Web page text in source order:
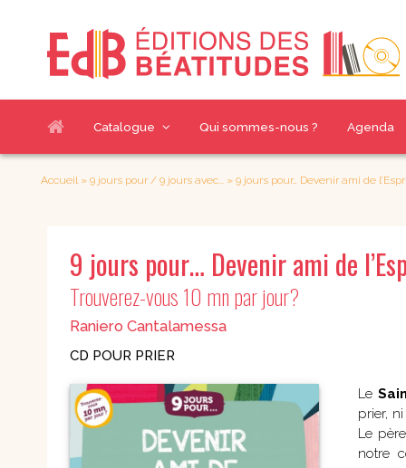
Catalogue
Nos sélections
Meilleures ventes
Index des auteurs
Notre catalogue
Thématiques livres
Couple et famille
Croissance
Eglise et sacrements
Enfants
Evangélisation et
Judaïsme
charismatique et
Communautés
Nouvelles
Romans
Saints et amis de Dieu
Spiritualité
Témoignages
Théologie
Qui sommes-nous ? Agenda
Accueil» 9 jours pour / 9 jours avec...» 9 jours pour… Devenir ami de
9 jours pour… Devenir ami de
Trouverez-vous 10 mn par jour?
Raniero Cantalamessa
CD POUR PRIER
Le
prier,
Le
notre